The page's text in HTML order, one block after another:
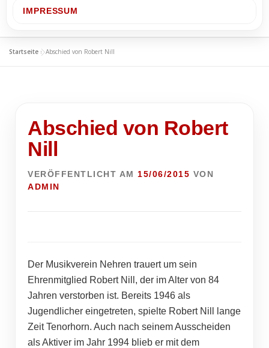
IMPRESSUM
Startseite »Abschied von Robert Nill
Abschied von Robert
Nill
VERÖFFENTLICHT AM 15/06/2015 VON
ADMIN
Der Musikverein Nehren trauert um sein
Ehrenmitglied Robert Nill, der im Alter von 84
Jahren verstorben ist. Bereits 1946 als
Jugendlicher eingetreten, spielte Robert Nill lange
Zeit Tenorhorn. Auch nach seinem Ausscheiden
als Aktiver im Jahr 1994 blieb er mit dem